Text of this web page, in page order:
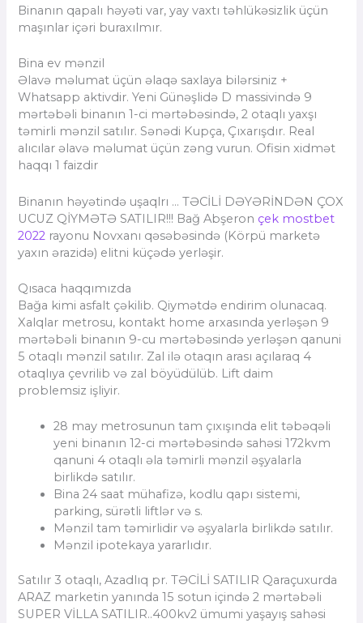
Binanın qapalı həyəti var, yay vaxtı təhlükəsizlik üçün
maşınlar içəri buraxılmır.
Bina ev mənzil
Əlavə məlumat üçün əlaqə saxlaya bilərsiniz +
Whatsapp aktivdir. Yeni Günəşlidə D massivində 9
mərtəbəli binanın 1-ci mərtəbəsində, 2 otaqlı yaxşı
təmirli mənzil satılır. Sənədi Kupça, Çıxarışdır. Real
alıcılar əlavə məlumat üçün zəng vurun. Ofisin xidmət
haqqı 1 faizdir
Binanın həyətində uşaqlrı … TƏCİLİ DƏYƏRİNDƏN ÇOX
UCUZ QİYMƏTƏ SATILIR!!! Bağ Abşeron çek mostbet
2022 rayonu Novxanı qəsəbəsində (Körpü marketə
yaxın ərazidə) elitni küçədə yerləşir.
Qısaca haqqımızda
Bağa kimi asfalt çəkilib. Qiymətdə endirim olunacaq.
Xalqlar metrosu, kontakt home arxasında yerləşən 9
mərtəbəli binanın 9-cu mərtəbəsində yerləşən qanuni
5 otaqlı mənzil satılır. Zal ilə otaqın arası açılaraq 4
otaqlıya çevrilib və zal böyüdülüb. Lift daim
problemsiz işliyir.
28 may metrosunun tam çıxışında elit təbəqəli
yeni binanın 12-ci mərtəbəsində sahəsi 172kvm
qanuni 4 otaqlı əla təmirli mənzil əşyalarla
birlikdə satılır.
Bina 24 saat mühafizə, kodlu qapı sistemi,
parking, sürətli liftlər və s.
Mənzil tam təmirlidir və əşyalarla birlikdə satılır.
Mənzil ipotekaya yararlıdır.
Satılır 3 otaqlı, Azadlıq pr. TƏCİLİ SATILIR Qaraçuxurda
ARAZ marketin yanında 15 sotun içində 2 mərtəbəli
SUPER VİLLA SATILIR..400kv2 ümumi yaşayış sahəsi